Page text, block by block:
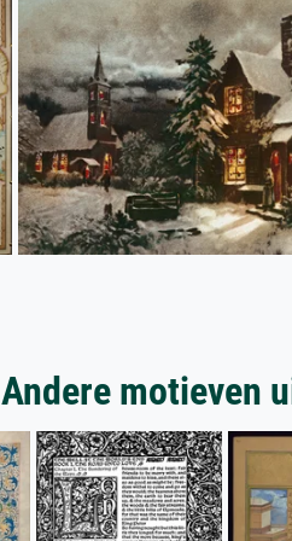
Andere motieven